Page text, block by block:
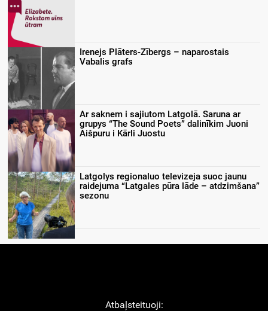
Irenejs Plāters-Zībergs – naparostais
Vabalis grafs
Ar saknem i sajiutom Latgolā. Saruna ar
grupys “The Sound Poets” dalinīkim Juoni
Aišpuru i Kārli Juostu
Latgolys regionaluo televizeja suoc jaunu
raidejuma “Latgales pūra lāde – atdzimšana”
sezonu
Atbaļsteituoji: